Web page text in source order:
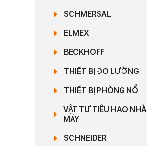
SCHMERSAL
ELMEX
BECKHOFF
THIẾT BỊ ĐO LƯỜNG
THIẾT BỊ PHÒNG NỔ
VẬT TƯ TIÊU HAO NHÀ
MÁY
SCHNEIDER